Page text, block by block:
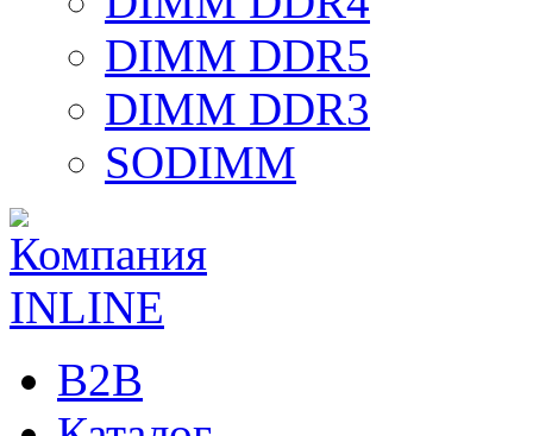
DIMM DDR5
DIMM DDR3
SODIMM
B2B